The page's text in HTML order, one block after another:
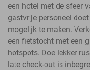
een hotel met de sfeer
gastvrije personeel
mogelijk te maken.
een fietstocht met een
hotspots. Doe lekker
late check-out is